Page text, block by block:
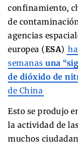
confinamiento,
de
agencias
europea (ESA)
semanas una
de dióxido de
de China
Esto se produjo
la actividad de
muchos